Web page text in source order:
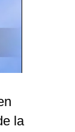
la